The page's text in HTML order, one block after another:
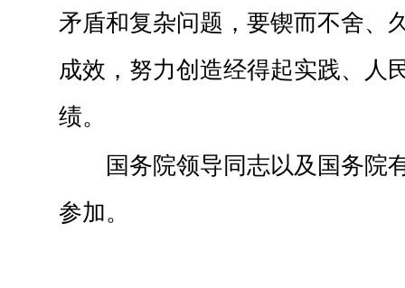
矛盾和复杂问题，要锲而不舍、
成效，努力创造经得起实践、人
绩。
国务院领导同志以及国务院
参加。